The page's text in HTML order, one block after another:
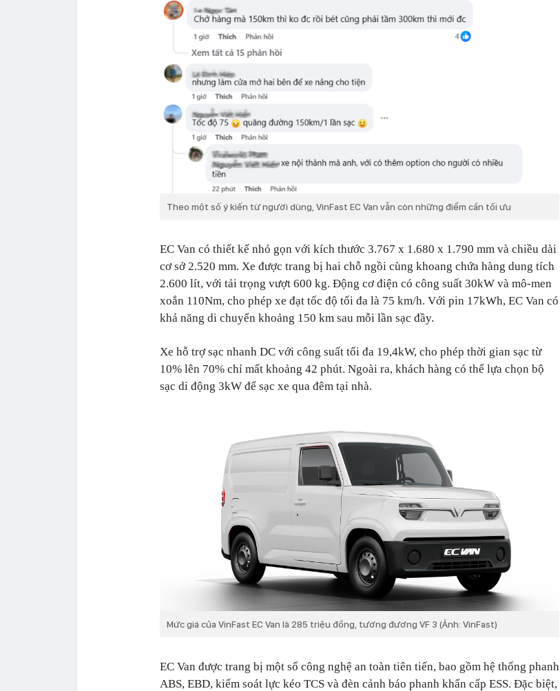
Theo một số ý kiến từ người dùng, VinFast EC Van vẫn còn những điểm cần tối ưu
EC Van có thiết kế nhỏ gọn với kích thước 3.767 x 1.680 x 1.790 mm và chiều dài
cơ sở 2.520 mm. Xe được trang bị hai chỗ ngồi cùng khoang chứa hàng dung tích
2.600 lít, với tải trọng vượt 600 kg. Động cơ điện có công suất 30kW và mô-men
xoắn 110Nm, cho phép xe đạt tốc độ tối đa là 75 km/h. Với pin 17kWh, EC Van có
khả năng di chuyển khoảng 150 km sau mỗi lần sạc đầy.
Xe hỗ trợ sạc nhanh DC với công suất tối đa 19,4kW, cho phép thời gian sạc từ
10% lên 70% chỉ mất khoảng 42 phút. Ngoài ra, khách hàng có thể lựa chọn bộ
sạc di động 3kW để sạc xe qua đêm tại nhà.
Mức giá của VinFast EC Van là 285 triệu đồng, tương đương VF 3 (Ảnh: VinFast)
EC Van được trang bị một số công nghệ an toàn tiên tiến, bao gồm hệ thống phanh
ABS, EBD, kiểm soát lực kéo TCS và đèn cảnh báo phanh khẩn cấp ESS. Đặc biệt,